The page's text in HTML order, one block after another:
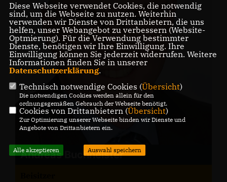
Andreas Buchheister
Diese Webseite verwendet Cookies, die notwendig
sind, um die Webseite zu nutzen. Weiterhin
verwenden wir Dienste von Drittanbietern, die uns
helfen, unser Webangebot zu verbessern (Website-
Optmierung). Für die Verwendung bestimmter
Dienste, benötigen wir Ihre Einwilligung. Ihre
Einwilligung können Sie jederzeit widerrufen. Weitere
Informationen finden Sie in unserer
Datenschutzerklärung.
Technisch notwendige Cookies (Übersicht)
Die notwendigen Cookies werden allein für den
ordnungsgemäßen Gebrauch der Webseite benötigt.
Cookies von Drittanbietern (Übersicht)
Zur Optimierung unserer Webseite binden wir Dienste und
Angebote von Drittanbietern ein.
Alle akzeptieren Auswahl speichern